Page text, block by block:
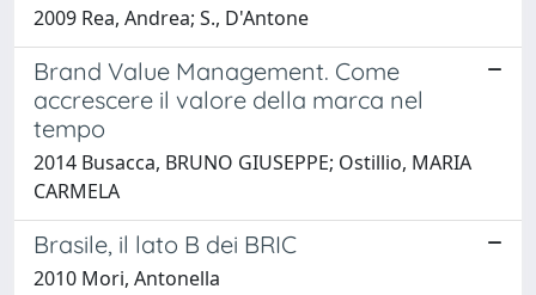
2009 Rea, Andrea; S., D'Antone
Brand Value Management. Come
accrescere il valore della marca nel
tempo
2014 Busacca, BRUNO GIUSEPPE; Ostillio, MARIA
CARMELA
Brasile, il lato B dei BRIC
2010 Mori, Antonella